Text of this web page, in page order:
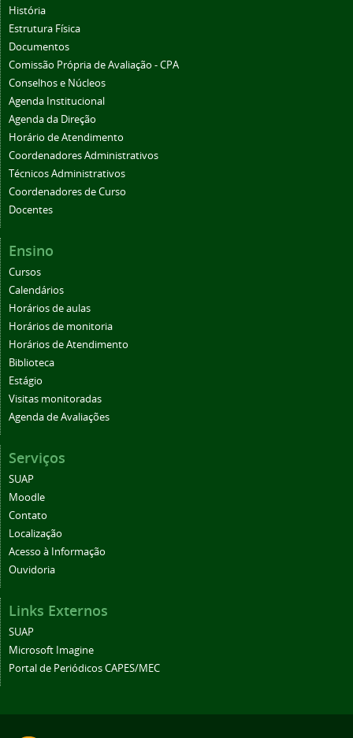
História
Estrutura Física
Documentos
Comissão Própria de Avaliação - CPA
Conselhos e Núcleos
Agenda Institucional
Agenda da Direção
Horário de Atendimento
Coordenadores Administrativos
Técnicos Administrativos
Coordenadores de Curso
Docentes
Ensino
Cursos
Calendários
Horários de aulas
Horários de monitoria
Horários de Atendimento
Biblioteca
Estágio
Visitas monitoradas
Agenda de Avaliações
Serviços
SUAP
Moodle
Contato
Localização
Acesso à Informação
Ouvidoria
Links Externos
SUAP
Microsoft Imagine
Portal de Periódicos CAPES/MEC